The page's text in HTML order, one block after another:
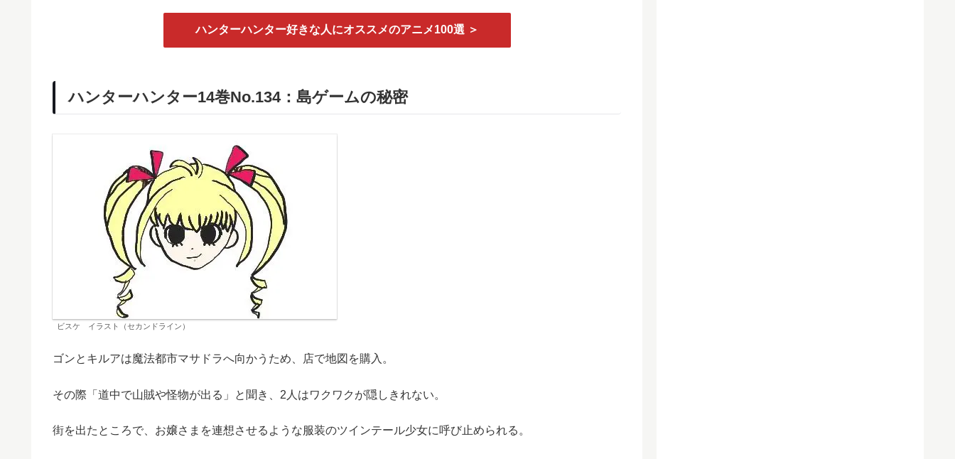
ハンターハンター好きな人にオススメのアニメ100選 ＞
ハンターハンター14巻No.134：島ゲームの秘密
ビスケ イラスト（セカンドライン）
ゴンとキルアは魔法都市マサドラへ向かうため、店で地図を購入。
その際「道中で山賊や怪物が出る」と聞き、2人はワクワクが隠しきれない。
街を出たところで、お嬢さまを連想させるような服装のツインテール少女に呼び止められる。